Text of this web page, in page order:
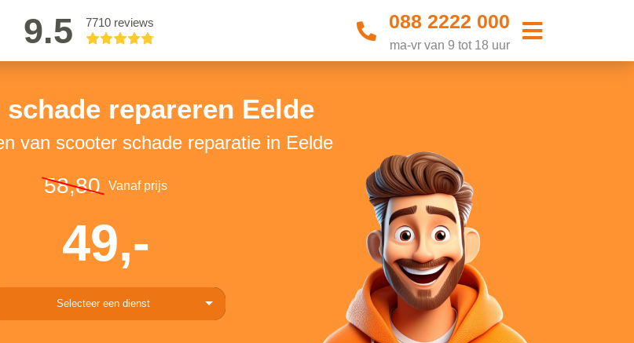
9.5 7710 reviews 088 2222 000
ma-vr van 9 tot 18 uur
repareren Eelde
van scooter schade reparatie in Eelde
58,80 Vanaf prijs
49,-
Selecteer een dienst